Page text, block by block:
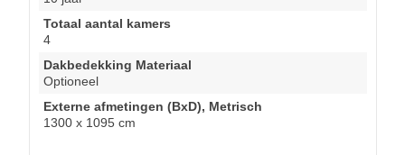
Totaal aantal kamers
4
Dakbedekking Materiaal
Optioneel
Externe afmetingen (BxD), Metrisch
1300 x 1095 cm